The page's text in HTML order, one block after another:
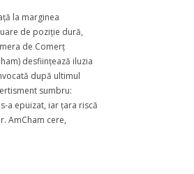
la marginea
de poziție dură,
de Comerț
desființează iluzia
după ultimul
sumbru:
a epuizat, iar țara riscă
AmCham cere,